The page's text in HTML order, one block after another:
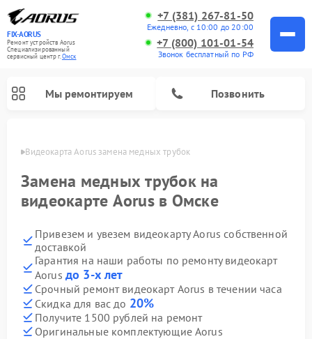
FIX-AORUS
Ремонт устройств Aorus
Специализированный
cервисный центр г.Омск
+7 (381) 267-81-50
Ежедневно, с 10:00 до 20:00
+7 (800) 101-01-54
Звонок бесплатный по РФ
Мы ремонтируем Позвонить
Видеокарта Aorus замена медных трубок
Замена медных трубок на
видеокарте Aorus в Омске
Привезем и увезем видеокарту Aorus собственной
доставкой
Гарантия на наши работы по ремонту видеокарт
Aorus до 3-х лет
Срочный ремонт видеокарт Aorus в течении часа
Скидка для вас до 20%
Получите 1500 рублей на ремонт
Оригинальные комплектующие Aorus